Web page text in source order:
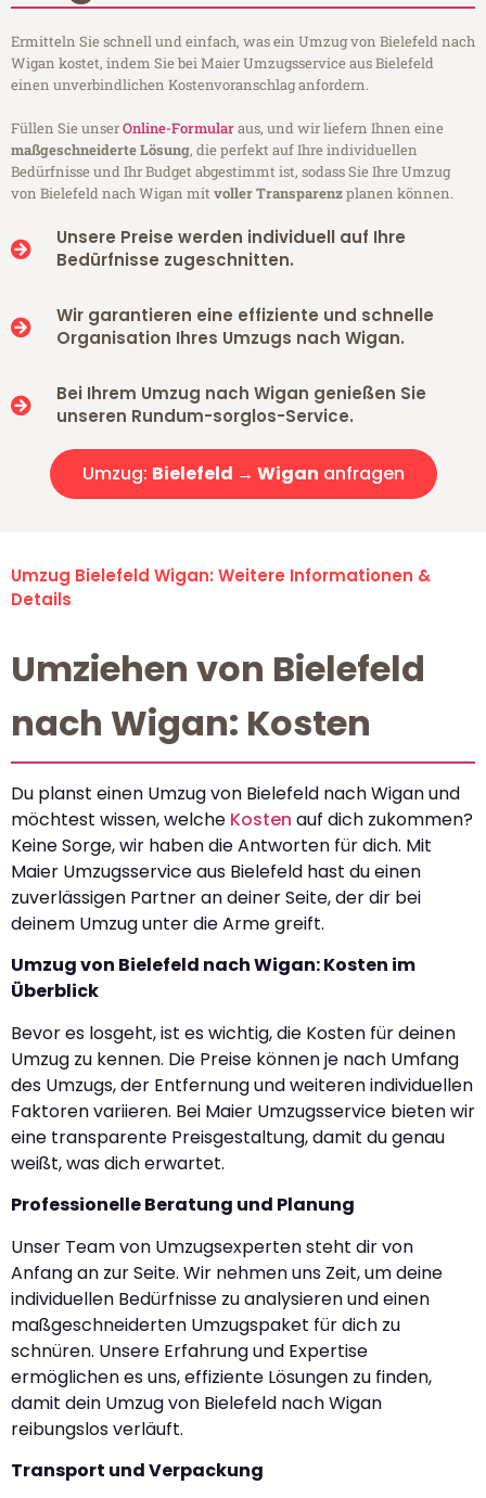
Ermitteln Sie schnell und einfach, was ein Umzug von Bielefeld nach
Wigan kostet, indem Sie bei Maier Umzugsservice aus Bielefeld
einen unverbindlichen Kostenvoranschlag anfordern.
Füllen Sie unserOnline-Formularaus, und wir liefern Ihnen eine
maßgeschneiderte Lösung, die perfekt auf Ihre individuellen
Bedürfnisse und Ihr Budget abgestimmt ist, sodass Sie Ihre Umzug
von Bielefeld nach Wigan mitvoller Transparenzplanen können.
Unsere Preise werden individuell auf Ihre
Bedürfnisse zugeschnitten.
Wir garantieren eine effiziente und schnelle
Organisation Ihres Umzugs nach Wigan.
Bei Ihrem Umzug nach Wigan genießen Sie
unseren Rundum-sorglos-Service.
Umzug: Bielefeld → Wigan anfragen
Umzug Bielefeld Wigan: Weitere Informationen &
Details
Umziehen von Bielefeld
nach Wigan: Kosten
Du planst einen Umzug von Bielefeld nach Wigan und
möchtest wissen, welche Kosten auf dich zukommen?
Keine Sorge, wir haben die Antworten für dich. Mit
Maier Umzugsservice aus Bielefeld hast du einen
zuverlässigen Partner an deiner Seite, der dir bei
deinem Umzug unter die Arme greift.
Umzug von Bielefeld nach Wigan: Kosten im
Überblick
Bevor es losgeht, ist es wichtig, die Kosten für deinen
Umzug zu kennen. Die Preise können je nach Umfang
des Umzugs, der Entfernung und weiteren individuellen
Faktoren variieren. Bei Maier Umzugsservice bieten wir
eine transparente Preisgestaltung, damit du genau
weißt, was dich erwartet.
Professionelle Beratung und Planung
Unser Team von Umzugsexperten steht dir von
Anfang an zur Seite. Wir nehmen uns Zeit, um deine
individuellen Bedürfnisse zu analysieren und einen
maßgeschneiderten Umzugspaket für dich zu
schnüren. Unsere Erfahrung und Expertise
ermöglichen es uns, effiziente Lösungen zu finden,
damit dein Umzug von Bielefeld nach Wigan
reibungslos verläuft.
Transport und Verpackung